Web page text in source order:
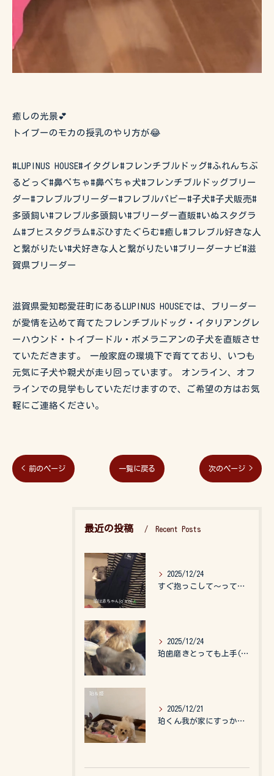
癒しの光景💕
トイプーのモカの授乳のやり方が😂
#LUPINUS HOUSE#イタグレ#フレンチブルドッグ#ふれんちぶ
るどっぐ#鼻ぺちゃ#鼻ぺちゃ犬#フレンチブルドッグブリー
ダー#フレブルブリーダー#フレブルパピー#子犬#子犬販売#
多頭飼い#フレブル多頭飼い#ブリーダー直販#いぬスタグラ
ム#ブヒスタグラム#ぶひすたぐらむ#癒し#フレブル好きな人
と繋がりたい#犬好きな人と繋がりたい#ブリーダーナビ#滋
賀県ブリーダー
滋賀県愛知郡愛荘町にあるLUPINUS HOUSEでは、ブリーダー
が愛情を込めて育てたフレンチブルドッグ・イタリアングレ
ーハウンド・トイプードル・ポメラニアンの子犬を直販させ
ていただきます。 一般家庭の環境下で育てており、いつも
元気に子犬や親犬が走り回っています。 オンライン、オフ
ラインでの見学もしていただけますので、ご希望の方はお気
軽にご連絡ください。
< 前のページ 一覧に戻る 次のページ >
最近の投稿 Recent Posts
2025/12/24
すぐ抱っこして〜って言うので、抱っこ紐に入れてゆらゆら☺️
2025/12/24
珀歯磨きとっても上手(о´∀`о)
2025/12/21
珀くん我が家にすっかりなれて、キッズのお世話もしてくれて、今...